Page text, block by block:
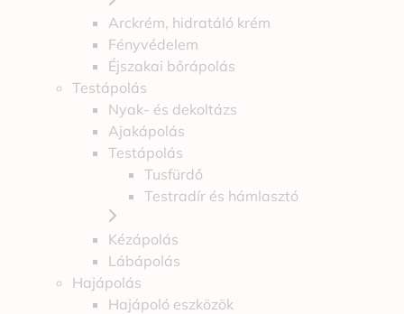
Arckrém, hidratáló krém
Fényvédelem
Éjszakai bőrápolás
Testápolás
Nyak- és dekoltázs
Ajakápolás
Testápolás
Tusfürdő
Testradír és hámlasztó
Kézápolás
Lábápolás
Hajápolás
Hajápoló eszközök